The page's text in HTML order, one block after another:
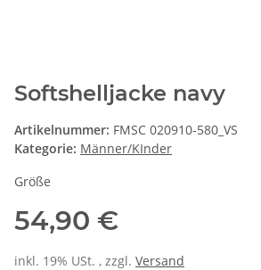
Softshelljacke navy
Artikelnummer: FMSC 020910-580_VS
Kategorie: Männer/KInder
Größe
54,90 €
inkl. 19% USt. , zzgl. Versand